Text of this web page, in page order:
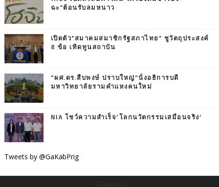
ฉะ"ต้อนรับลมหนาว
เปิดตัว"สมาคมสมาชิกรัฐสภาไทย" ชูวัตถุประสงค์
8 ข้อ เทิดทูนสถาบัน
“ผศ.ดร.สืบพงษ์ ปราบใหญ่”นั่งอธิการบดี
มหาวิทยาลัยรามคำแหงคนใหม่
NIA โชว์ความสำเร็จ‘โลกนวัตกรรมเสมือนจริง’
Tweets by @GaKabPrig